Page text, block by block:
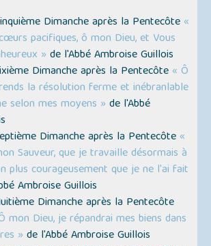
Dimanche après la Pentecôte «
pacifiques, ô mon Dieu, et Vous
» de l'Abbé Ambroise Guillois
Dimanche après la Pentecôte « Ô
la résolution ferme et inébranlable
selon mes moyens » de l'Abbé
Dimanche après la Pentecôte «
Sauveur, que je travaille désormais à
plus courageusement que je ne l'ai fait
Ambroise Guillois
Dimanche après la Pentecôte
mon Dieu, je répandrai mes biens dans
» de l'Abbé Ambroise Guillois